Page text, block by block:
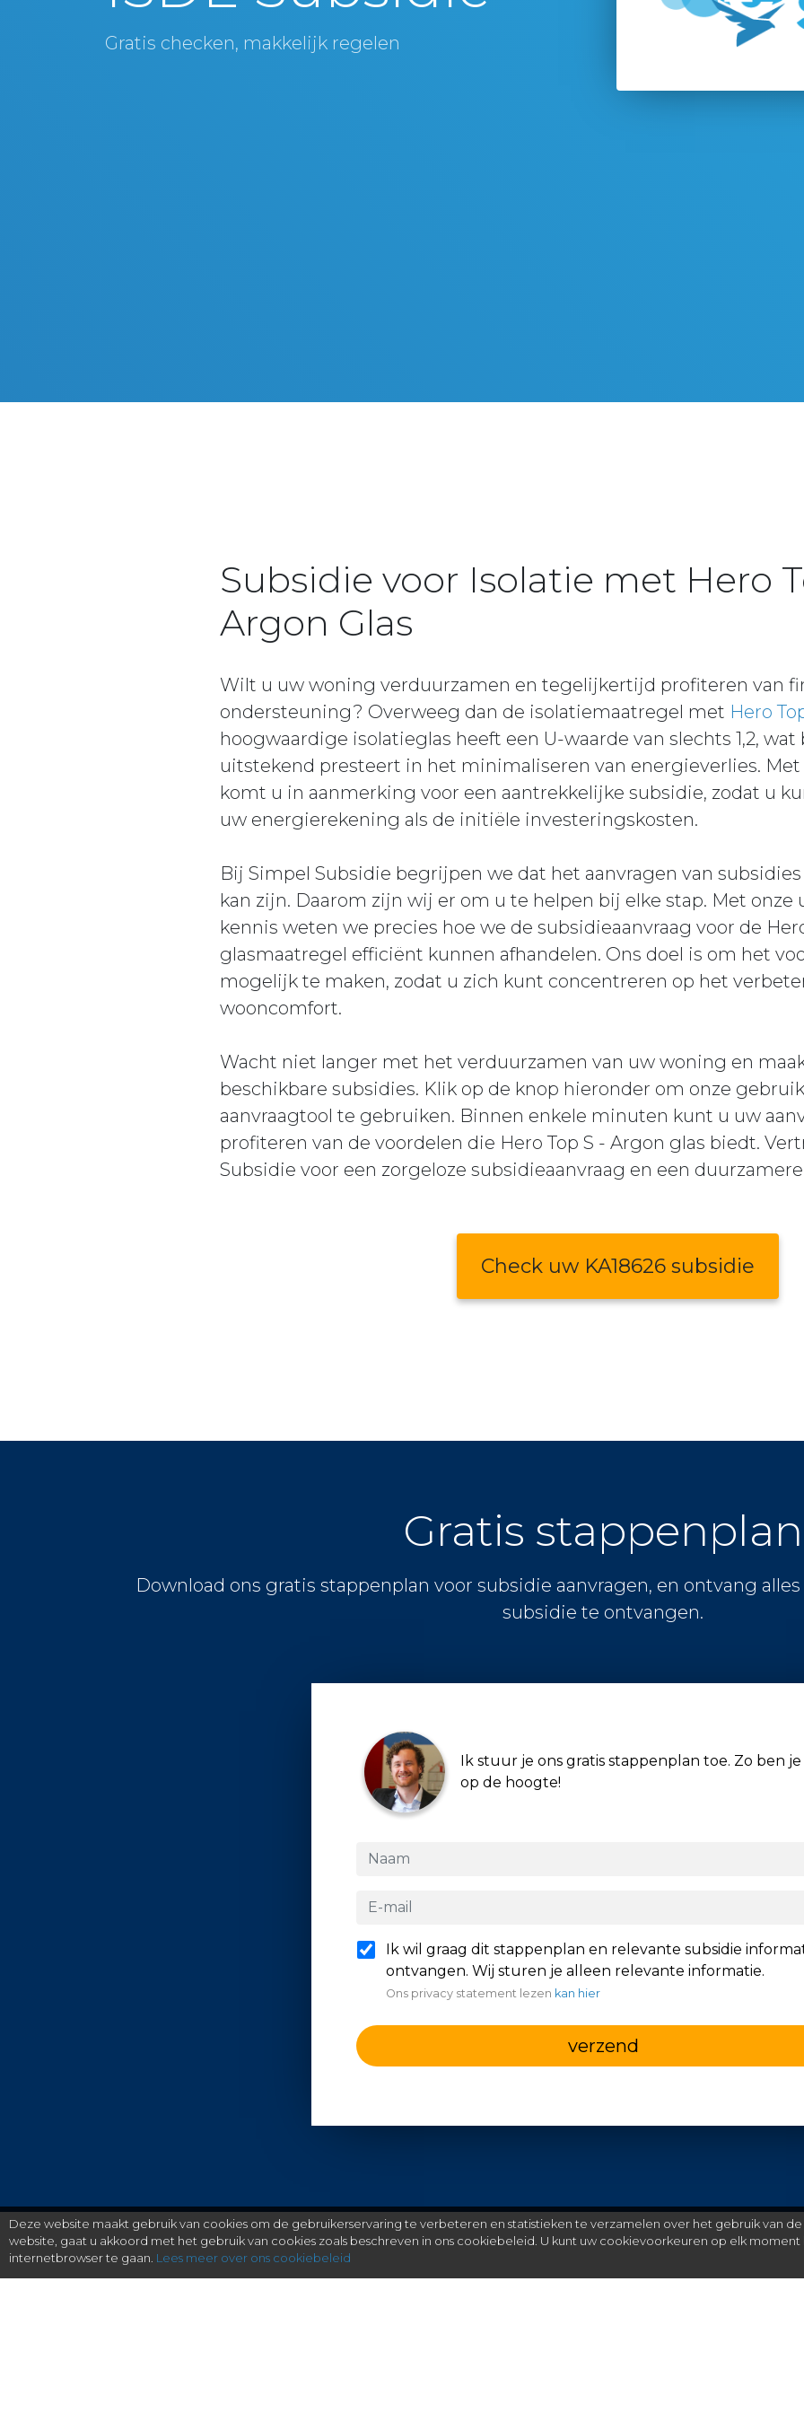
Gratis checken, makkelijk regelen
Subsidie voor Isolatie met Hero
Argon Glas
Wilt u uw woning verduurzamen en tegelijkertijd profiteren van
ondersteuning? Overweeg dan de isolatiemaatregel met Hero
hoogwaardige isolatieglas heeft een U-waarde van slechts 1,2,
uitstekend presteert in het minimaliseren van energieverlies. Met
komt u in aanmerking voor een aantrekkelijke subsidie, zodat u
uw energierekening als de initiële investeringskosten.
Bij Simpel Subsidie begrijpen we dat het aanvragen van
kan zijn. Daarom zijn wij er om u te helpen bij elke stap. Met
kennis weten we precies hoe we de subsidieaanvraag voor de
glasmaatregel efficiënt kunnen afhandelen. Ons doel is om het
mogelijk te maken, zodat u zich kunt concentreren op het
wooncomfort.
Wacht niet langer met het verduurzamen van uw woning en
beschikbare subsidies. Klik op de knop hieronder om onze
aanvraagtool te gebruiken. Binnen enkele minuten kunt u uw
profiteren van de voordelen die Hero Top S - Argon glas biedt.
Subsidie voor een zorgeloze subsidieaanvraag en een
Check uw KA18626 subsidie
Gratis stappenplan
Download ons gratis stappenplan voor subsidie aanvragen, en ontvang
subsidie te ontvangen.
Ik stuur je ons gratis stappenplan toe. Zo ben je
op de hoogte!
Ik wil graag dit stappenplan en relevante subsidie
ontvangen. Wij sturen je alleen relevante informatie.
Ons privacy statement lezen kan hier
verzend
Deze website maakt gebruik van cookies om de gebruikerservaring te verbeteren en statistieken te verzamelen over het gebruik van
website, gaat u akkoord met het gebruik van cookies zoals beschreven in ons cookiebeleid. U kunt uw cookievoorkeuren op elk
internetbrowser te gaan. Lees meer over ons cookiebeleid